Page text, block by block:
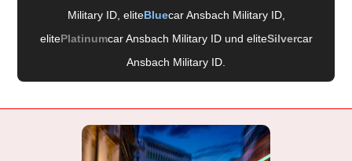
Military ID, eliteBluecar Ansbach Military ID,
elitePlatinumcar Ansbach Military IDund eliteSilvercar
Ansbach Military ID